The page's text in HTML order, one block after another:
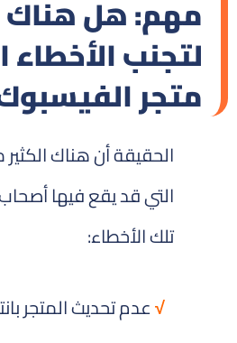
مهم: هل هناك
لتجنب
متجر
الحقيقة أن هناك
التي قد يقع فيها
تلك الأخطاء:
√عدم تحديث المتجر